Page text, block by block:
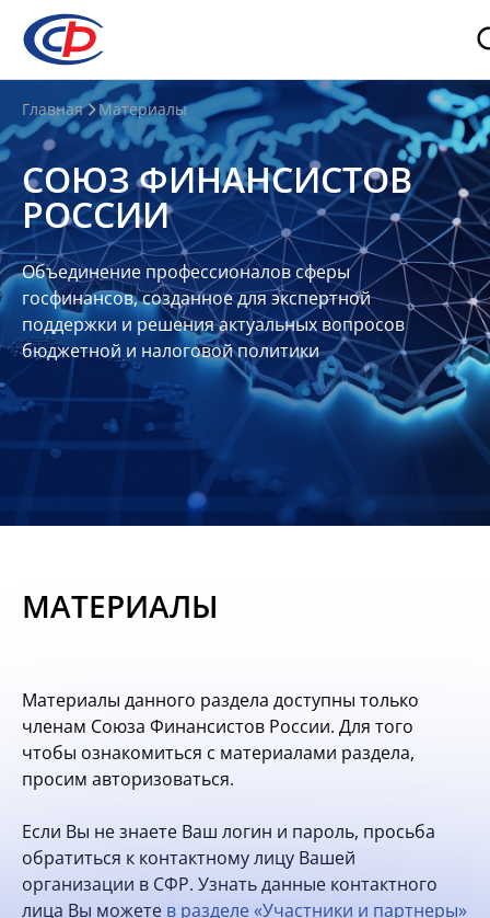
О
нас
О
СФР
Совет
Союза
Участники
Планы
отчеты
Контакты
Материалы
опытом
Вступить
Главная Материалы
СОЮЗ ФИНАНСИСТОВ
РОССИИ
Объединение профессионалов сферы
госфинансов, созданное для экспертной
поддержки и решения актуальных вопросов
бюджетной и налоговой политики
МАТЕРИАЛЫ
Материалы данного раздела доступны только
членам Союза Финансистов России. Для того
чтобы ознакомиться с материалами раздела,
просим авторизоваться.
Если Вы не знаете Ваш логин и пароль, просьба
обратиться к контактному лицу Вашей
организации в СФР. Узнать данные контактного
лица Вы можете в разделе «Участники и партнеры»